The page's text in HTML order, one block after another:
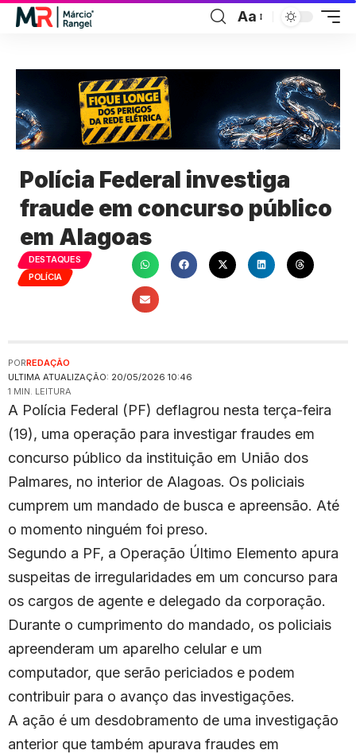
Aa
Polícia Federal investiga
fraude em concurso público
em Alagoas
DESTAQUES
POLÍCIA
ULTIMA ATUALIZAÇÃO: 20/05/2026 10:46
PORREDAÇÃO
1 MIN. LEITURA
A Polícia Federal (PF) deflagrou nesta terça-feira
(19), uma operação para investigar fraudes em
concurso público da instituição em União dos
Palmares, no interior de Alagoas. Os policiais
cumprem um mandado de busca e apreensão. Até
o momento ninguém foi preso.
Segundo a PF, a Operação Último Elemento apura
suspeitas de irregularidades em um concurso para
os cargos de agente e delegado da corporação.
Durante o cumprimento do mandado, os policiais
apreenderam um aparelho celular e um
computador, que serão periciados e podem
contribuir para o avanço das investigações.
A ação é um desdobramento de uma investigação
anterior que também apurava fraudes em